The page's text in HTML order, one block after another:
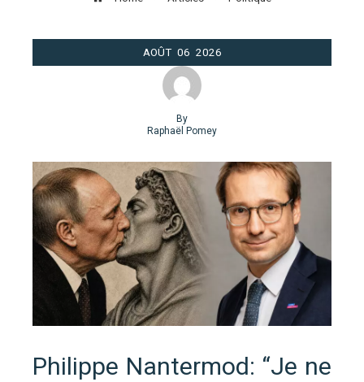
AOÛT 06 2026
By
Raphaël Pomey
Philippe Nantermod: “Je ne